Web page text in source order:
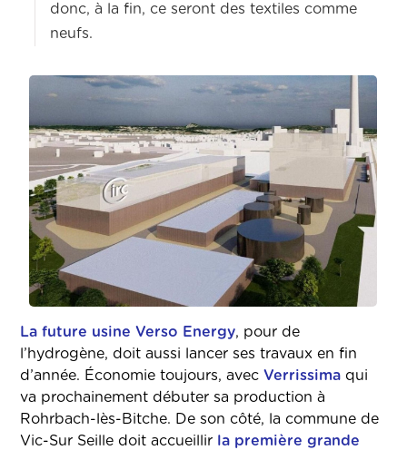
donc, à la fin, ce seront des textiles comme
neufs.
La future usine Verso Energy, pour de
l’hydrogène, doit aussi lancer ses travaux en fin
d’année. Économie toujours, avecVerrissima qui
va prochainement débuter sa production à
Rohrbach-lès-Bitche. De son côté, la commune de
Vic-Sur Seille doit accueillir
la première grande